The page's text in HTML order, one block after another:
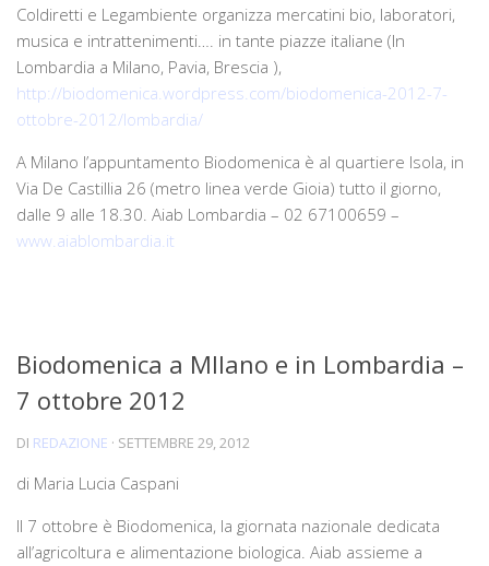
Coldiretti e Legambiente organizza mercatini bio, laboratori,
musica e intrattenimenti…. in tante piazze italiane (In
Lombardia a Milano, Pavia, Brescia ),
http://biodomenica.wordpress.com/biodomenica-2012-7-
ottobre-2012/lombardia/
A Milano l’appuntamento Biodomenica è al quartiere Isola, in
Via De Castillia 26 (metro linea verde Gioia) tutto il giorno,
dalle 9 alle 18.30. Aiab Lombardia – 02 67100659 –
www.aiablombardia.it
Biodomenica a MIlano e in Lombardia –
7 ottobre 2012
DI REDAZIONE · SETTEMBRE 29, 2012
di Maria Lucia Caspani
Il 7 ottobre è Biodomenica, la giornata nazionale dedicata
all’agricoltura e alimentazione biologica. Aiab assieme a